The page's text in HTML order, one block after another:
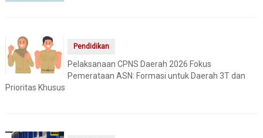
Pendidikan
Pelaksanaan CPNS Daerah 2026 Fokus
Pemerataan ASN: Formasi untuk Daerah 3T dan
Prioritas Khusus